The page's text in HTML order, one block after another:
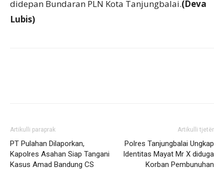
didepan Bundaran PLN Kota Tanjungbalai.(Deva
Lubis)
Artikulli paraprak
PT Pulahan Dilaporkan,
Kapolres Asahan Siap Tangani
Kasus Amad Bandung CS
Artikulli tjetër
Polres Tanjungbalai Ungkap
Identitas Mayat Mr X diduga
Korban Pembunuhan